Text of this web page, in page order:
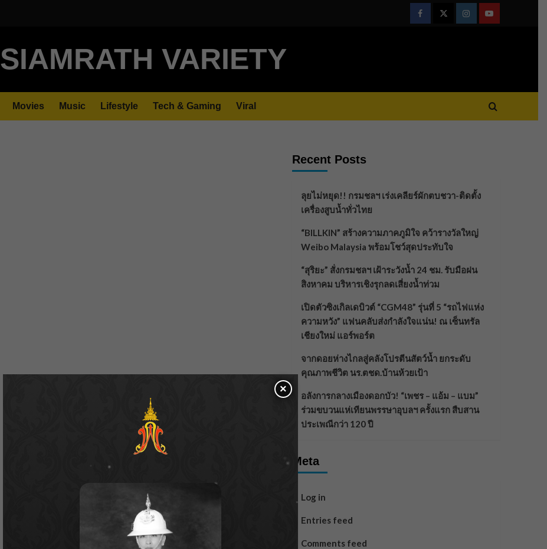
FacebookTwitterInstagramYoutube
SIAMRATH VARIETY
Movies Music Lifestyle Tech & Gaming Viral
Recent Posts
ลุยไม่หยุด!! กรมชลฯ เร่งเคลียร์ผักตบชวา-ติดตั้ง
เครื่องสูบน้ำทั่วไทย
“BILLKIN” สร้างความภาคภูมิใจ คว้ารางวัลใหญ่
Weibo Malaysia พร้อมโชว์สุดประทับใจ
“สุริยะ” สั่งกรมชลฯ เฝ้าระวังน้ำ 24 ชม. รับมือฝน
สิงหาคม บริหารเชิงรุกลดเสี่ยงน้ำท่วม
เปิดตัวซิงเกิลเดบิวต์ “CGM48” รุ่นที่ 5 “รถไฟแห่ง
ความหวัง” แฟนคลับส่งกำลังใจแน่น! ณ เซ็นทรัล
เชียงใหม่ แอร์พอร์ต
จากดอยห่างไกลสู่คลังโปรตีนสัตว์น้ำ ยกระดับ
คุณภาพชีวิต นร.ตชด.บ้านห้วยเป้า
อลังการกลางเมืองดอกบัว! “เพชร – แอ้ม – แบม”
ร่วมขบวนแห่เทียนพรรษาอุบลฯ ครั้งแรก สืบสาน
ประเพณีกว่า 120 ปี
Meta
Log in
Entries feed
Comments feed
×